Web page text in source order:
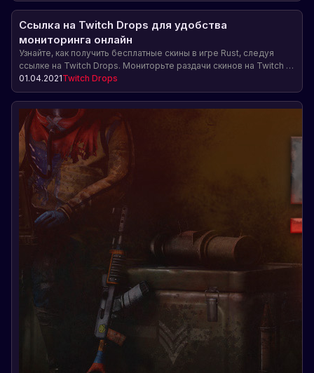
Ссылка на Twitch Drops для удобства
мониторинга онлайн
Узнайте, как получить бесплатные скины в игре Rust, следуя
ссылке на Twitch Drops. Мониторьте раздачи скинов на Twitch и
не пропускайте возможность получить редкие предметы для
своего персонажа.
01.04.2021Twitch Drops